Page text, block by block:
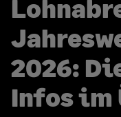
2026:
Infos